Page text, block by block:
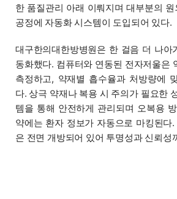
한 품질관리 아래 이뤄지며 대부분의
공정에 자동화 시스템이 도입되어 있다.
대구한의대한방병원은 한 걸음 더 나아
동화했다. 컴퓨터와 연동된 전자저울은
측정하고, 약재별 흡수율과 처방량에
다. 상극 약재나 복용 시 주의가 필요한
템을 통해 안전하게 관리되며 오복용
약에는 환자 정보가 자동으로 마킹된다
은 전면 개방되어 있어 투명성과 신뢰성